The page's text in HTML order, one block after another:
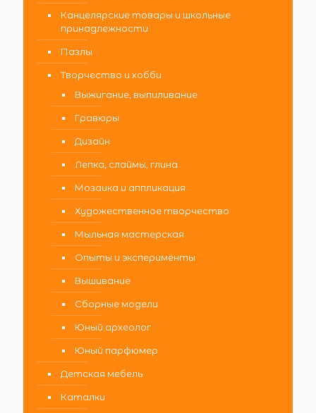
Канцелярские товары и школьные
принадлежности
Пазлы
Творчество и хобби
Выжигание, выпиливание
Гравюры
Дизайн
Лепка, слаймы, глина
Мозаика и аппликация
Художественное творчество
Мыльная мастерская
Опыты и эксперименты
Вышивание
Сборные модели
Юный археолог
Юный парфюмер
Детская мебель
Каталки